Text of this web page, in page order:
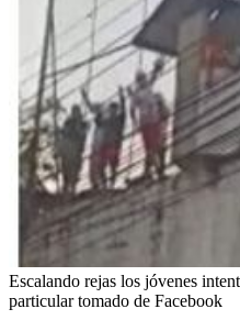
Escalando rejas los jóvenes
particular tomado de Facebook